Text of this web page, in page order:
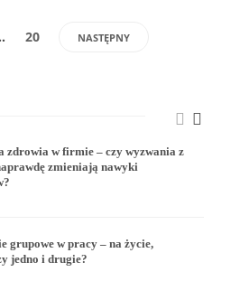
20 NASTĘPNY
zdrowia w firmie – czy wyzwania z
zmieniają nawyki
grupowe w pracy – na życie,
jedno i drugie?